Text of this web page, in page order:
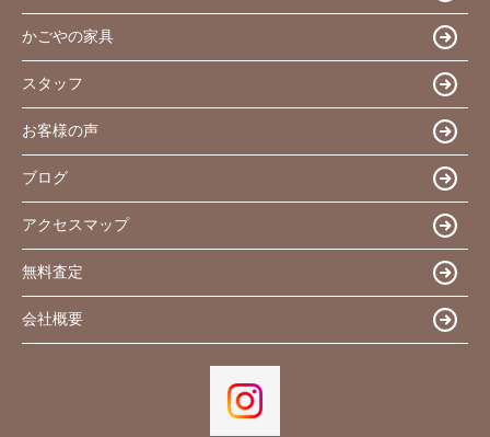
かごやの家具
スタッフ
お客様の声
ブログ
アクセスマップ
無料査定
会社概要